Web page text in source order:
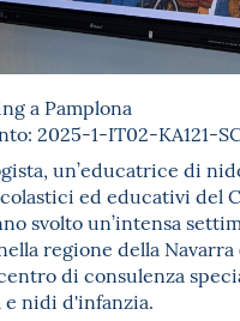
a Pamplona
2025-1-IT02-KA121-
un’educatrice di
ed educativi del
svolto un’intensa
regione della Navarra
di consulenza
nidi d'infanzia.